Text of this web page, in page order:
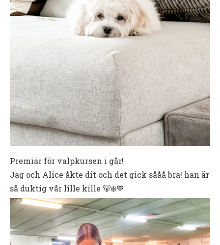
Premiär för valpkursen i går!
Jag och Alice åkte dit och det gick sååå bra! han är
så duktig vår lille kille 🐻‍❄️💙